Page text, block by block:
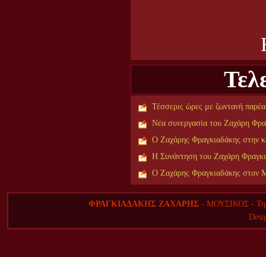
Τέσσερις ώρες με ζωντανή
Νέα συνεργασία του Ζαχάρη
Ο Ζαχάρης Φραγκιαδάκης στην
H Συνάντηση του Ζαχάρη
Ο Ζαχάρης Φραγκιαδάκης στον
ΦΡΑΓΚΙΑΔΑΚΗΣ ΖΑΧΑΡΗΣ - ΜΟΥΣΙΚΟΣ -